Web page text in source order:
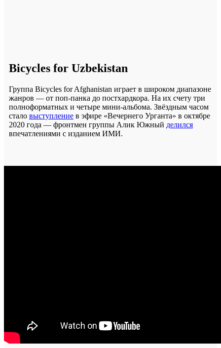
Bicycles for Uzbekistan
Группа Bicycles for Afghanistan играет в широком диапазоне
жанров — от поп-панка до постхардкора. На их счету три
полноформатных и четыре мини-альбома. Звёздным часом
стало выступление в эфире «Вечернего Урганта» в октябре
2020 года — фронтмен группы Алик Южный делился
впечатлениями с изданием ИМИ.